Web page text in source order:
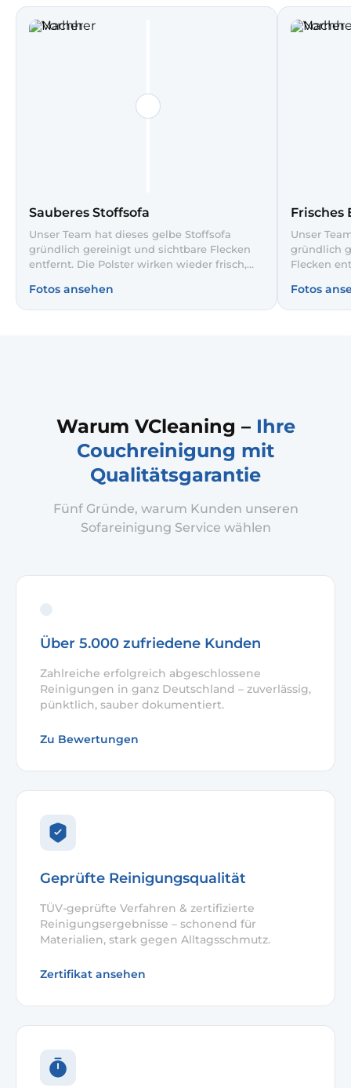
Sauberes Stoffsofa
Unser Team hat dieses gelbe Stoffsofa
gründlich gereinigt und sichtbare Flecken
entfernt. Die Polster wirken wieder frisch,
Lieblingssofa noch lange wie neu.
Fotos ansehen
Frisches
Unser
gründlich
Flecken
Sofa
Gäste.
Fotos
Warum VCleaning – Ihre
Couchreinigung mit
Qualitätsgarantie
Fünf Gründe, warum Kunden unseren
Sofareinigung Service wählen
Über 5.000 zufriedene Kunden
Zahlreiche erfolgreich abgeschlossene
Reinigungen in ganz Deutschland – zuverlässig,
pünktlich, sauber dokumentiert.
Zu Bewertungen
Geprüfte Reinigungsqualität
TÜV-geprüfte Verfahren & zertifizierte
Reinigungsergebnisse – schonend für
Materialien, stark gegen Alltagsschmutz.
Zertifikat ansehen